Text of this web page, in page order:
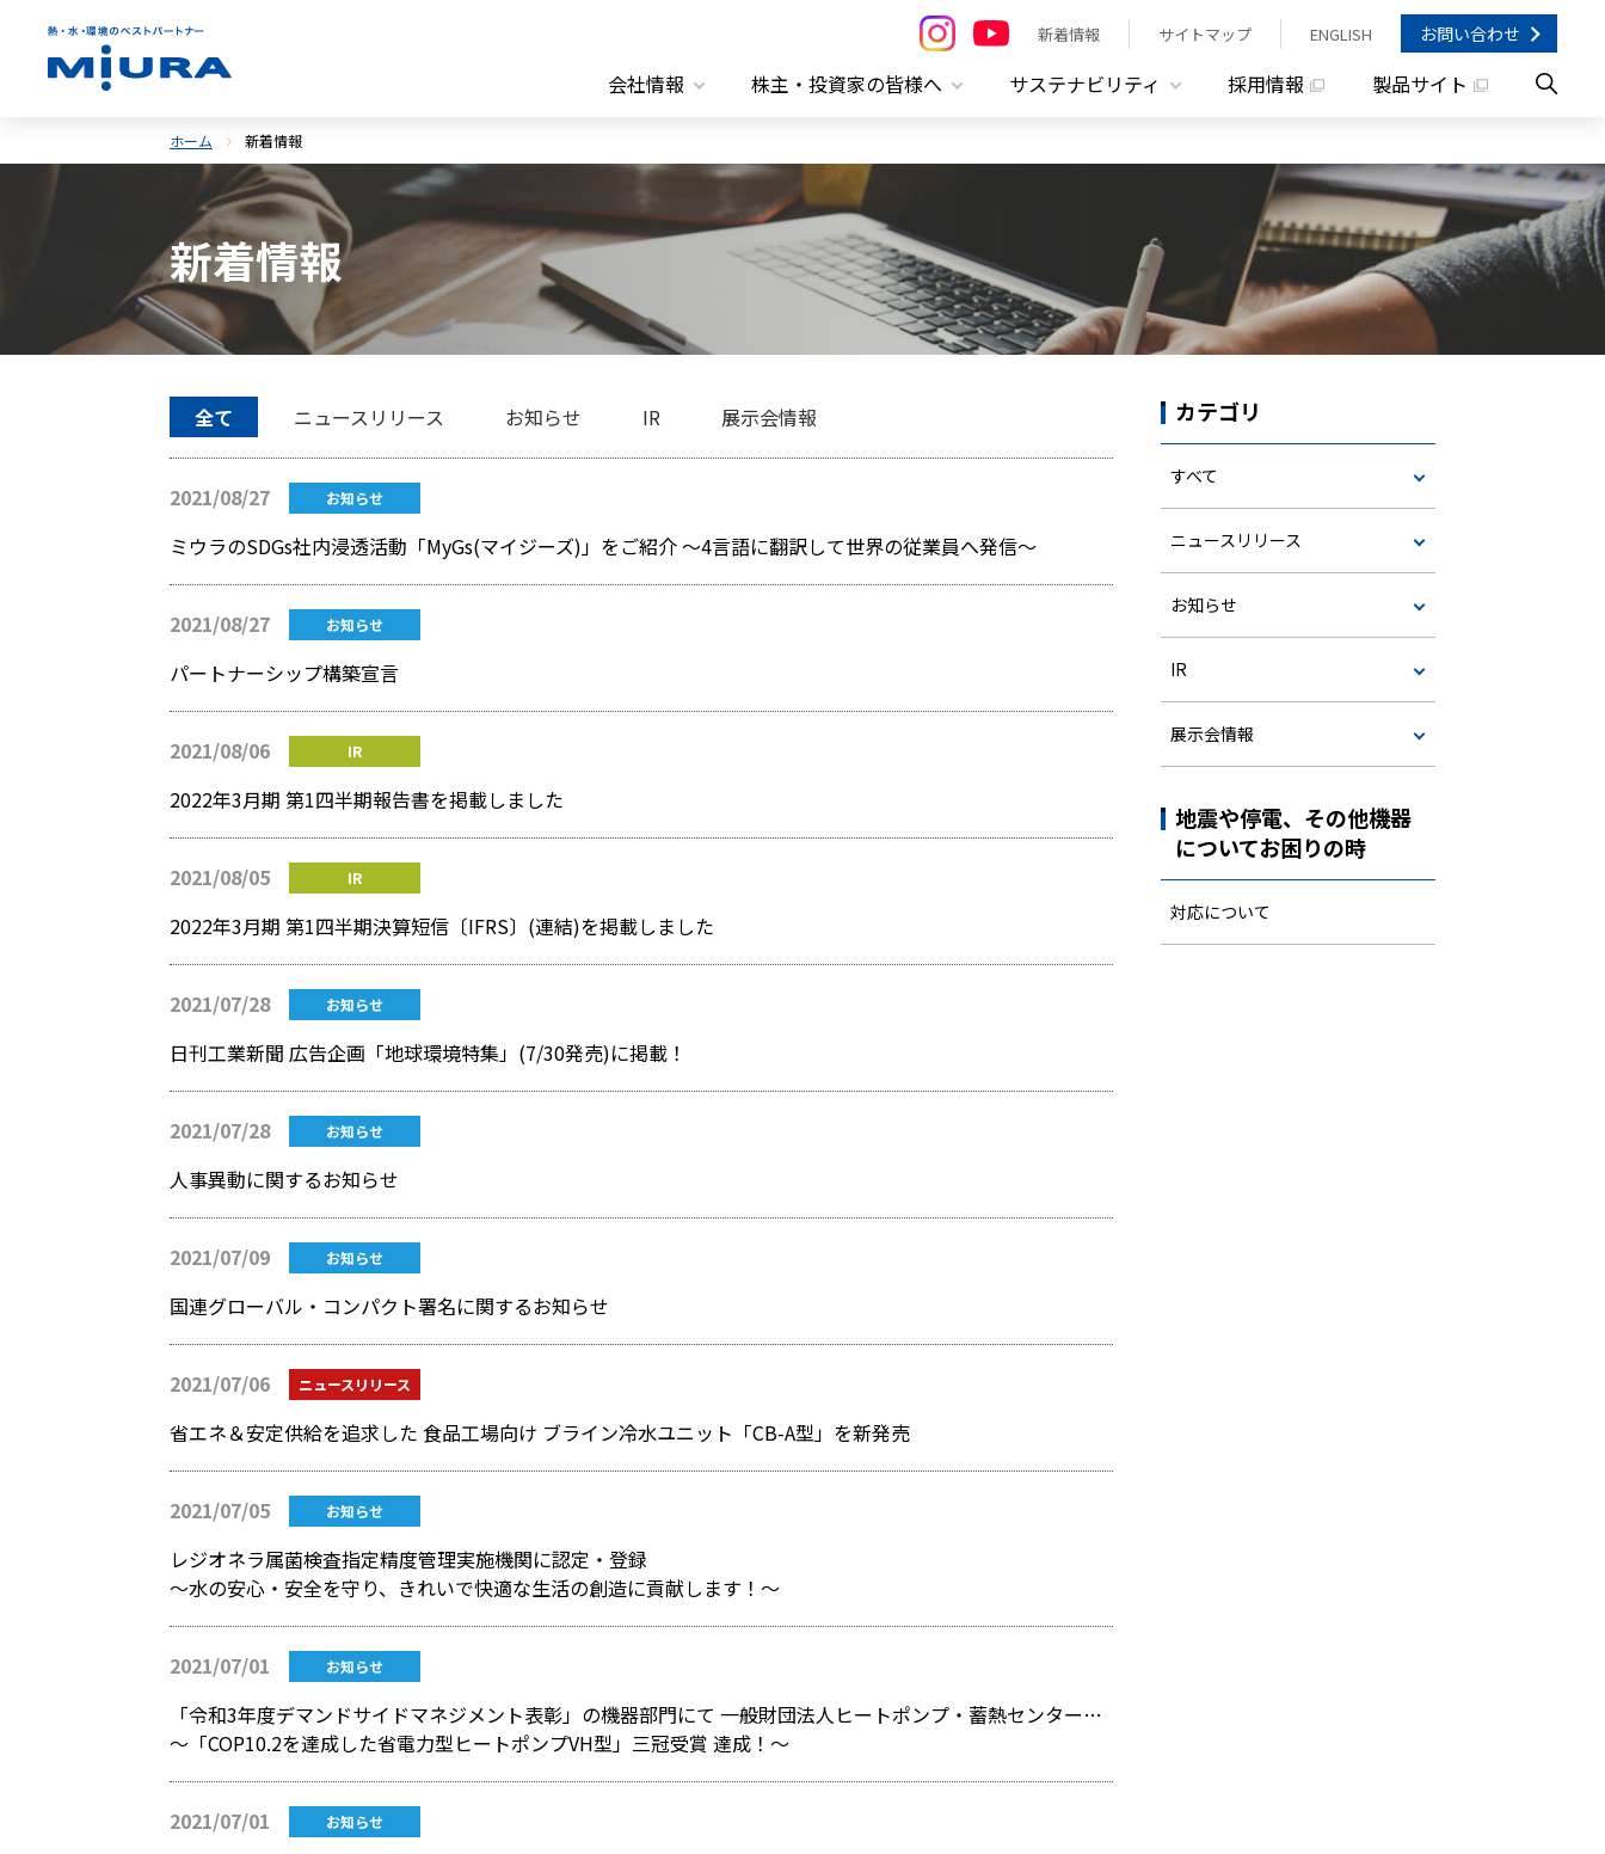
新着情報 サイトマップ ENGLISH お問い合わせ
会社情報 株主・投資家の皆様へ サステナビリティ 採用情報 製品サイト
ホーム 新着情報
新着情報
全て ニュースリリース お知らせ IR 展示会情報
2021/08/27 お知らせ
ミウラのSDGs社内浸透活動「MyGs(マイジーズ)」をご紹介 ～4言語に翻訳して世界の従業員へ発信～
2021/08/27 お知らせ
パートナーシップ構築宣言
2021/08/06 IR
2022年3月期 第1四半期報告書を掲載しました
2021/08/05 IR
2022年3月期 第1四半期決算短信〔IFRS〕(連結)を掲載しました
2021/07/28 お知らせ
日刊工業新聞 広告企画「地球環境特集」(7/30発売)に掲載！
2021/07/28 お知らせ
人事異動に関するお知らせ
2021/07/09 お知らせ
国連グローバル・コンパクト署名に関するお知らせ
2021/07/06 ニュースリリース
省エネ＆安定供給を追求した 食品工場向け ブライン冷水ユニット「CB-A型」を新発売
2021/07/05 お知らせ
レジオネラ属菌検査指定精度管理実施機関に認定・登録
～水の安心・安全を守り、きれいで快適な生活の創造に貢献します！～
2021/07/01 お知らせ
「令和3年度デマンドサイドマネジメント表彰」の機器部門にて 一般財団法人ヒートポンプ・蓄熱センター振興賞を受賞
～「COP10.2を達成した省電力型ヒートポンプVH型」三冠受賞 達成！～
2021/07/01 お知らせ
カテゴリ
すべて
ニュースリリース
お知らせ
IR
展示会情報
地震や停電、その他機器
についてお困りの時
対応について